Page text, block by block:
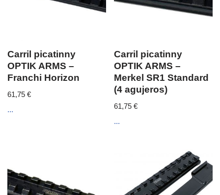
Carril picatinny
OPTIK ARMS –
Franchi Horizon
61,75 €
...
Carril picatinny
OPTIK ARMS –
Merkel SR1 Standard
(4 agujeros)
61,75€
...